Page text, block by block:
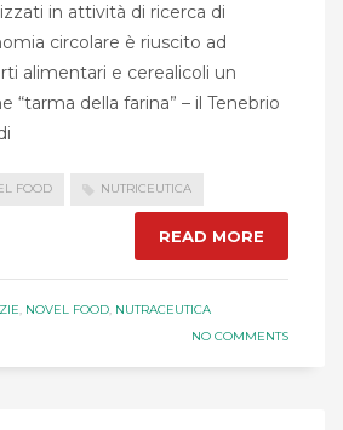
in attività di ricerca di
circolare è riuscito ad
alimentari e cerealicoli un
“tarma della farina” – il Tenebrio
FOOD NUTRICEUTICA
READ MORE
, NOVEL FOOD, NUTRACEUTICA
NO COMMENTS